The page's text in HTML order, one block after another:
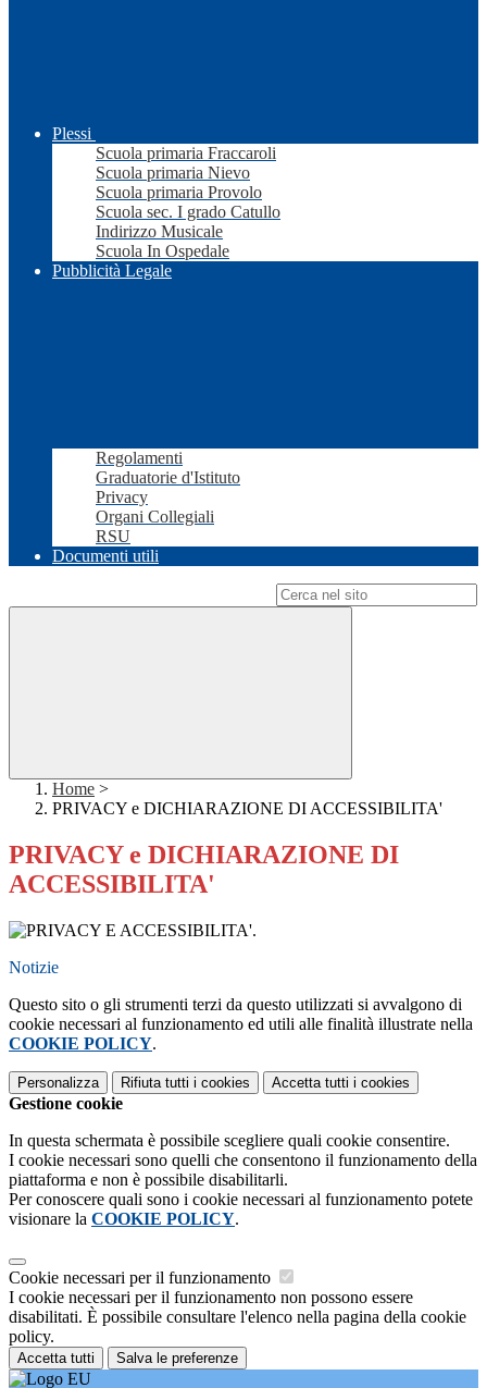
Plessi
Scuola primaria Fraccaroli
Scuola primaria Nievo
Scuola primaria Provolo
Scuola sec. I grado Catullo
Indirizzo Musicale
Scuola In Ospedale
Pubblicità Legale
Regolamenti
Graduatorie d'Istituto
Privacy
Organi Collegiali
RSU
Documenti utili
Home >
PRIVACY e DICHIARAZIONE DI ACCESSIBILITA'
PRIVACY e DICHIARAZIONE DI
ACCESSIBILITA'
.
Notizie
Questo sito o gli strumenti terzi da questo utilizzati si avvalgono di
cookie necessari al funzionamento ed utili alle finalità illustrate nella
COOKIE POLICY.
Personalizza Rifiuta tutti i cookies Accetta tutti i cookies
Gestione cookie
In questa schermata è possibile scegliere quali cookie consentire.
I cookie necessari sono quelli che consentono il funzionamento della
piattaforma e non è possibile disabilitarli.
Per conoscere quali sono i cookie necessari al funzionamento potete
visionare la COOKIE POLICY.
Cookie necessari per il funzionamento
I cookie necessari per il funzionamento non possono essere
disabilitati. È possibile consultare l'elenco nella pagina della cookie
policy.
Accetta tutti Salva le preferenze